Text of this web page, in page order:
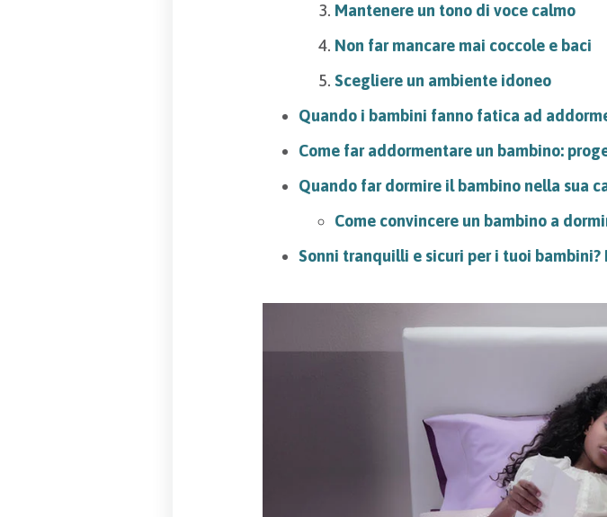
Mantenere un tono di voce calmo
Non far mancare mai coccole e baci
Scegliere un ambiente idoneo
Quando i bambini fanno fatica ad
Come far addormentare un bambino:
Quando far dormire il bambino nella sua
Come convincere un bambino a
Sonni tranquilli e sicuri per i tuoi